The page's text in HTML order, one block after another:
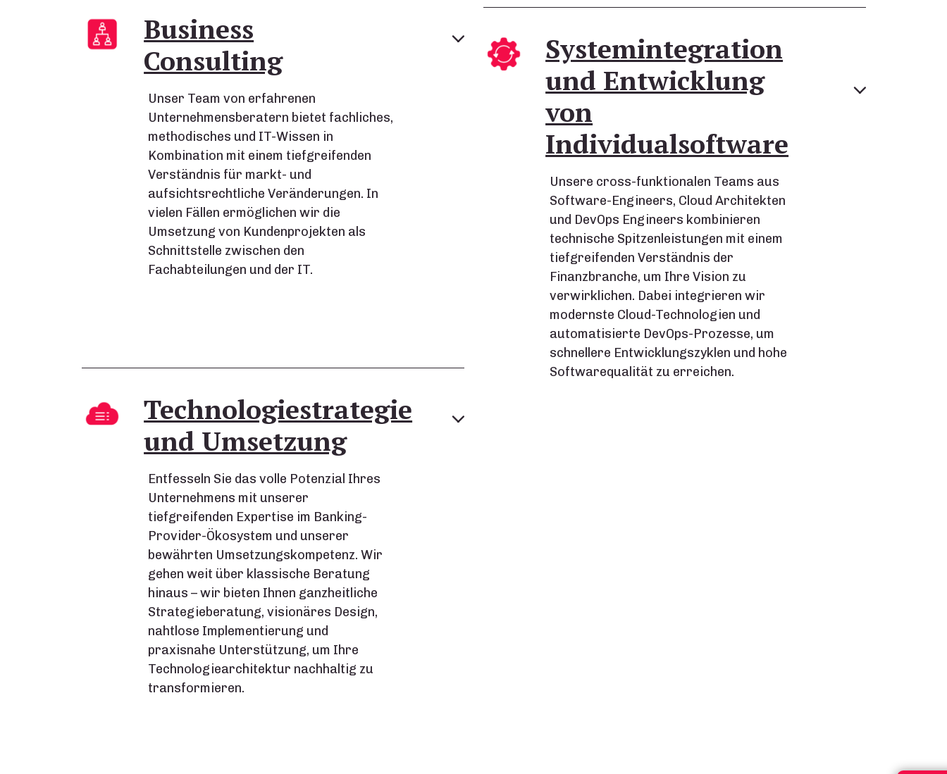
Business
Consulting
Unser Team von erfahrenen
Unternehmensberatern bietet fachliches,
methodisches und IT-Wissen in
Kombination mit einem tiefgreifenden
Verständnis für markt- und
aufsichtsrechtliche Veränderungen. In
vielen Fällen ermöglichen wir die
Umsetzung von Kundenprojekten als
Schnittstelle zwischen den
Fachabteilungen und der IT.
Technologiestrategie
und Umsetzung
Entfesseln Sie das volle Potenzial Ihres
Unternehmens mit unserer
tiefgreifenden Expertise im Banking-
Provider-Ökosystem und unserer
bewährten Umsetzungskompetenz. Wir
gehen weit über klassische Beratung
hinaus – wir bieten Ihnen ganzheitliche
Strategieberatung, visionäres Design,
nahtlose Implementierung und
praxisnahe Unterstützung, um Ihre
Technologiearchitektur nachhaltig zu
transformieren.
Systemintegration
und Entwicklung
von
Individualsoftware
Unsere cross-funktionalen Teams aus
Software-Engineers, Cloud Architekten
und DevOps Engineers kombinieren
technische Spitzenleistungen mit einem
tiefgreifenden Verständnis der
Finanzbranche, um Ihre Vision zu
verwirklichen. Dabei integrieren wir
modernste Cloud-Technologien und
automatisierte DevOps-Prozesse, um
schnellere Entwicklungszyklen und hohe
Softwarequalität zu erreichen.